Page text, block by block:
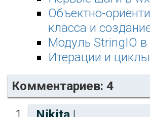
Объектно-
класса и
Модуль StringIO в
Итерации и
Комментариев: 4